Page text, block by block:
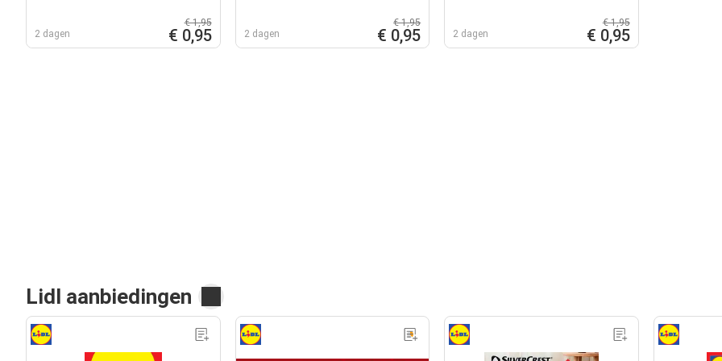
2 dagen
€ 1,95
€ 0,95 2 dagen
€ 1,95
€ 0,95 2 dagen
€ 1,95
€ 0,95
Lidl aanbiedingen